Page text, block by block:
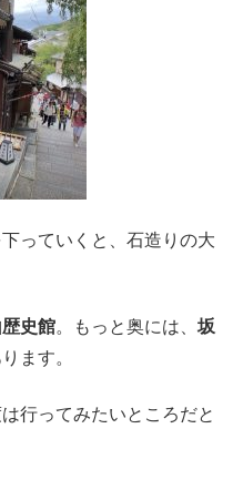
っていくと、石造りの大
史館。もっと奥には、 坂
ます。
行ってみたいところだと